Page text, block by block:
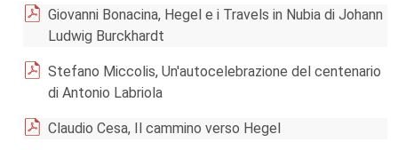
Giovanni Bonacina, Hegel e i Travels in Nubia di Johann
Ludwig Burckhardt
Stefano Miccolis, Un'autocelebrazione del centenario
di Antonio Labriola
Claudio Cesa, Il cammino verso Hegel